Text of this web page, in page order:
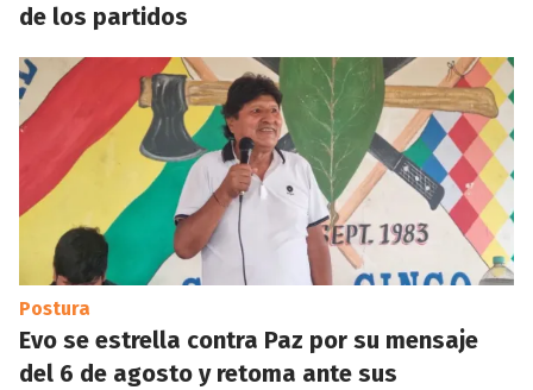
de los partidos
Postura
Evo se estrella contra Paz por su mensaje
del 6 de agosto y retoma ante sus